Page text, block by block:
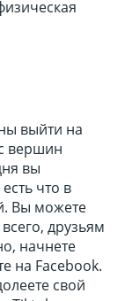
выйти на
вершин
вы
что в
Вы можете
друзьям
начнете
на Facebook.
свой